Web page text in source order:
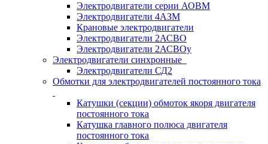
Электродвигатели серии АОВМ
Электродвигатели 4АЗМ
Крановые электродвигатели
Электродвигатели 2АСВО
Электродвигатели 2АСВОу
Электродвигатели синхронные
Электродвигатели СД2
Обмотки для электродвигателей постоянного тока
Катушки (секции) обмоток якоря двигателя
постоянного тока
Катушка главного полюса двигателя
постоянного тока